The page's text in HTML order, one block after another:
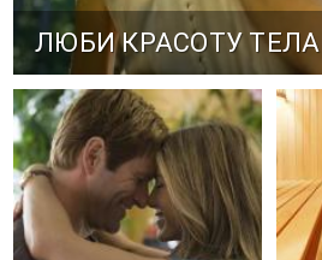
ЛЮБИ КРАСОТУ ТЕЛА